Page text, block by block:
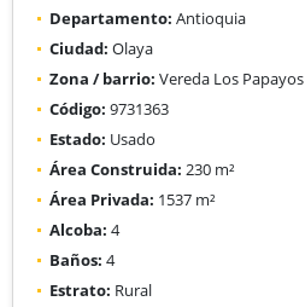
Departamento: Antioquia
Ciudad: Olaya
Zona / barrio: Vereda Los Papayos
Código: 9731363
Estado: Usado
Área Construida: 230 m²
Área Privada: 1537 m²
Alcoba: 4
Baños: 4
Estrato: Rural